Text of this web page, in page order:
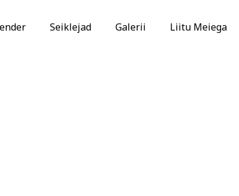
Seiklejad Galerii Liitu Meiega